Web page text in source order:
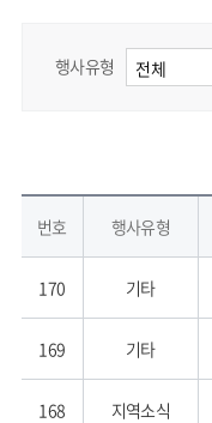
행사유형
번호 행사유형
170 기타
169 기타
168 지역소식